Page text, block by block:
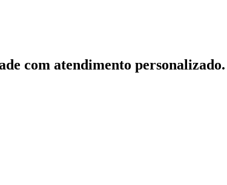
com atendimento